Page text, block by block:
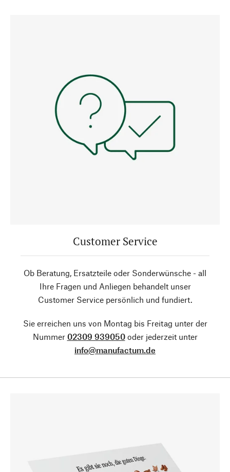
Customer Service
Ob Beratung, Ersatzteile oder Sonderwünsche - all
Ihre Fragen und Anliegen behandelt unser
Customer Service persönlich und fundiert.
Sie erreichen uns von Montag bis Freitag unter der
Nummer 02309 939050oder jederzeit unter
info@manufactum.de